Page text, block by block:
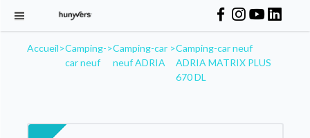
Accueil>Camping-
car neuf
>Camping-car
neuf ADRIA
>Camping-car neuf
ADRIA MATRIX PLUS
670 DL